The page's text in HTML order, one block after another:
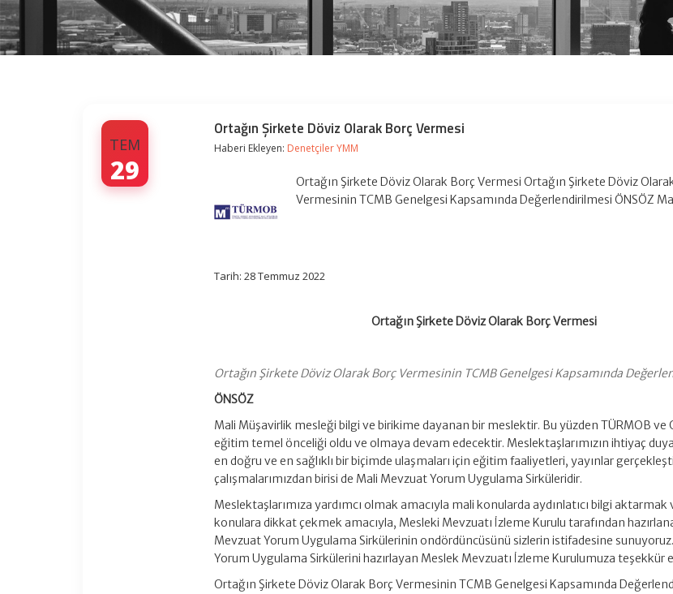
TEM
29
Ortağın Şirkete Döviz Olarak Borç Vermesi
Haberi Ekleyen: Denetçiler YMM
Ortağın Şirkete Döviz Olarak Borç Vermesi Ortağın Şirkete Döviz
Vermesinin TCMB Genelgesi Kapsamında Değerlendirilmesi ÖNSÖZ
Tarih: 28 Temmuz 2022
Ortağın Şirkete Döviz Olarak Borç Vermesi
Ortağın Şirkete Döviz Olarak Borç Vermesinin TCMB Genelgesi Kapsamında
ÖNSÖZ
Mali Müşavirlik mesleği bilgi ve birikime dayanan bir meslektir. Bu yüzden TÜRMOB ve
eğitim temel önceliği oldu ve olmaya devam edecektir. Meslektaşlarımızın ihtiyaç
en doğru ve en sağlıklı bir biçimde ulaşmaları için eğitim faaliyetleri, yayınlar
çalışmalarımızdan birisi de Mali Mevzuat Yorum Uygulama Sirküleridir.
Meslektaşlarımıza yardımcı olmak amacıyla mali konularda aydınlatıcı bilgi aktarmak
konulara dikkat çekmek amacıyla, Mesleki Mevzuatı İzleme Kurulu tarafından
Mevzuat Yorum Uygulama Sirkülerinin ondördüncüsünü sizlerin istifadesine
Yorum Uygulama Sirkülerini hazırlayan Meslek Mevzuatı İzleme Kurulumuza teşekkür
Ortağın Şirkete Döviz Olarak Borç Vermesinin TCMB Genelgesi Kapsamında